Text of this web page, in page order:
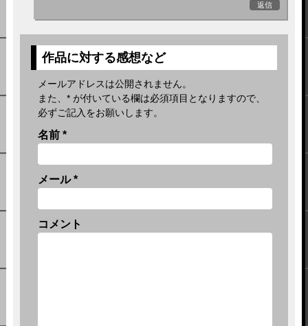
返信
作品に対する感想など
メールアドレスは公開されません。
また、 *が付いている欄は必須項目となりますので、
必ずご記入をお願いします。
名前 *
メール*
コメント